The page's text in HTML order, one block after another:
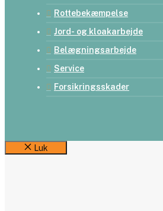
Rottebekæmpelse
Jord- og kloakarbejde
Belægningsarbejde
Service
Forsikringsskader
Luk